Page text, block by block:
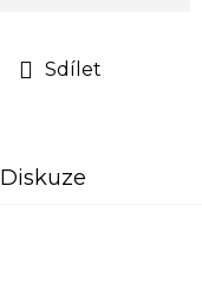
Sdílet
Diskuze